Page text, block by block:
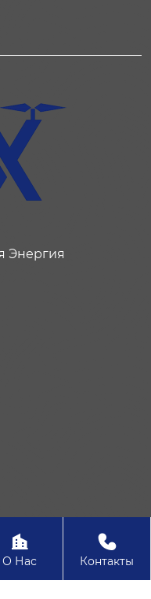
Энергия
Новая Энергия

О Нас

Контакты